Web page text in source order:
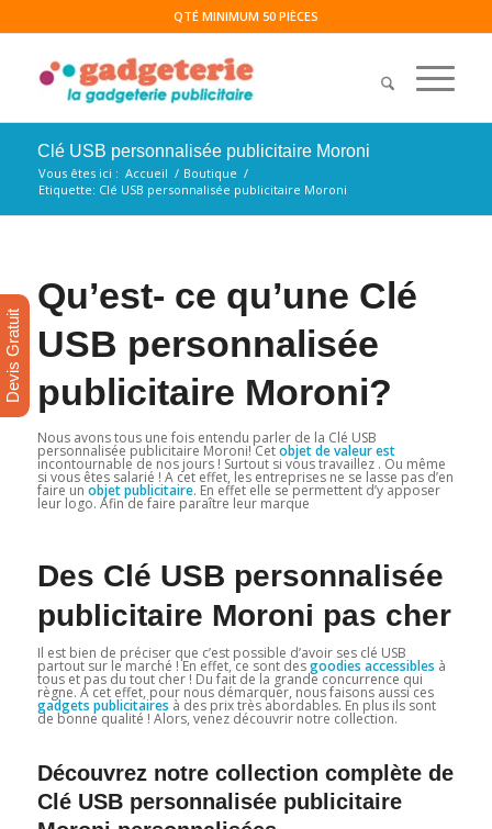
QTÉ MINIMUM 50 PIÈCES
Clé USB personnalisée publicitaire Moroni
Vous êtes ici : Accueil / Boutique /
Etiquette: Clé USB personnalisée publicitaire Moroni
Qu’est- ce qu’une Clé
USB personnalisée
publicitaire Moroni?
Nous avons tous une fois entendu parler de la Clé USB
personnalisée publicitaire Moroni! Cetobjet de valeur est
incontournable de nos jours ! Surtout si vous travaillez . Ou même
si vous êtes salarié ! A cet effet, les entreprises ne se lasse pas d’en
faire un objet publicitaire. En effet elle se permettent d’y apposer
leur logo. Afin de faire paraître leur marque
Des Clé USB personnalisée
publicitaire Moroni pas cher
Il est bien de préciser que c’est possible d’avoir ses clé USB
partout sur le marché ! En effet, ce sont desgoodies accessibles à
tous et pas du tout cher ! Du fait de la grande concurrence qui
règne. A cet effet, pour nous démarquer, nous faisons aussi ces
gadgets publicitaires à des prix très abordables. En plus ils sont
de bonne qualité ! Alors, venez découvrir notre collection.
Découvrez notre collection complète de
Clé USB personnalisée publicitaire
Devis Gratuit